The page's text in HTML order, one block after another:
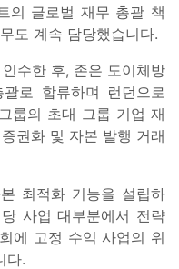
의 글로벌 재무 총괄 책
도 계속 담당했습니다.
수한 후, 존은 도이체방
로 합류하며 런던으로
룹의 초대 그룹 기업 재
권화 및 자본 발행 거래
최적화 기능을 설립하
사업 대부분에서 전략
에 고정 수익 사업의 위
다.